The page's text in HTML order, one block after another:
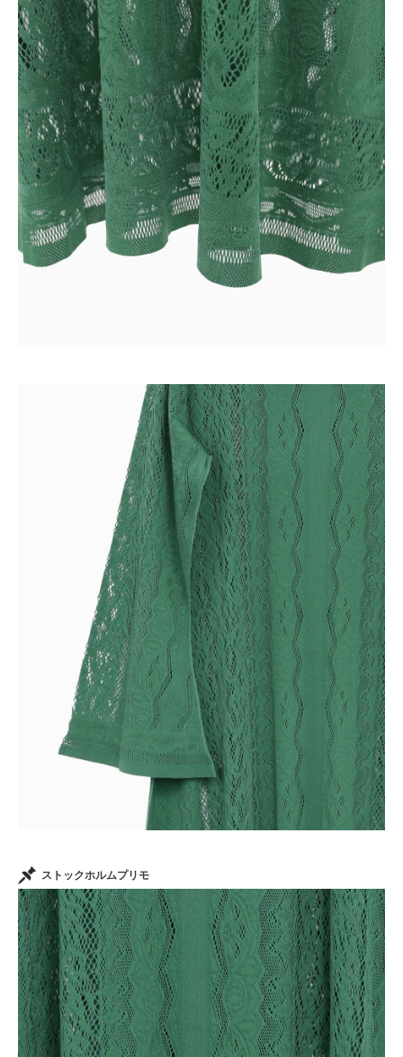
ストックホルムプリモ